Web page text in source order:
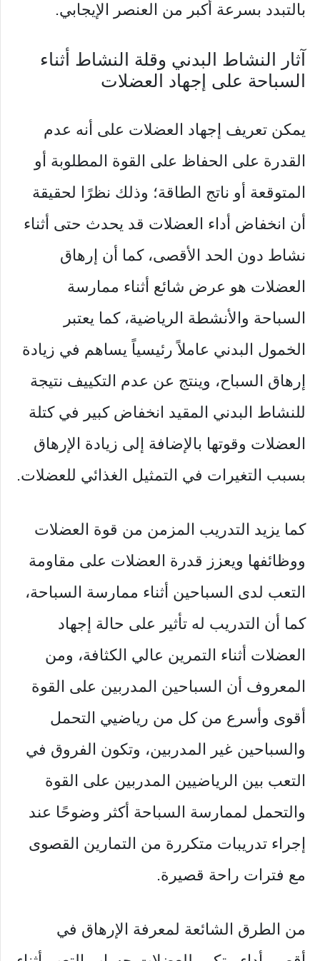
بالتبدد بسرعة أكبر من العنصر الإيجابي.
آثار النشاط البدني وقلة النشاط أثناء
السباحة على إجهاد العضلات
يمكن تعريف إجهاد العضلات على أنه عدم
القدرة على الحفاظ على القوة المطلوبة أو
المتوقعة أو ناتج الطاقة؛ وذلك نظرًا لحقيقة
أن انخفاض أداء العضلات قد يحدث حتى أثناء
نشاط دون الحد الأقصى، كما أن إرهاق
العضلات هو عرض شائع أثناء ممارسة
السباحة والأنشطة الرياضية، كما يعتبر
الخمول البدني عاملاً رئيسياً يساهم في زيادة
إرهاق السباح، وينتج عن عدم التكييف نتيجة
للنشاط البدني المقيد انخفاض كبير في كتلة
العضلات وقوتها بالإضافة إلى زيادة الإرهاق
بسبب التغيرات في التمثيل الغذائي للعضلات.
كما يزيد التدريب المزمن من قوة العضلات
ووظائفها ويعزز قدرة العضلات على مقاومة
التعب لدى السباحين أثناء ممارسة السباحة،
كما أن التدريب له تأثير على حالة إجهاد
العضلات أثناء التمرين عالي الكثافة، ومن
المعروف أن السباحين المدربين على القوة
أقوى وأسرع من كل من رياضيي التحمل
والسباحين غير المدربين، وتكون الفروق في
التعب بين الرياضيين المدربين على القوة
والتحمل لممارسة السباحة أكثر وضوحًا عند
إجراء تدريبات متكررة من التمارين القصوى
مع فترات راحة قصيرة.
من الطرق الشائعة لمعرفة الإرهاق في